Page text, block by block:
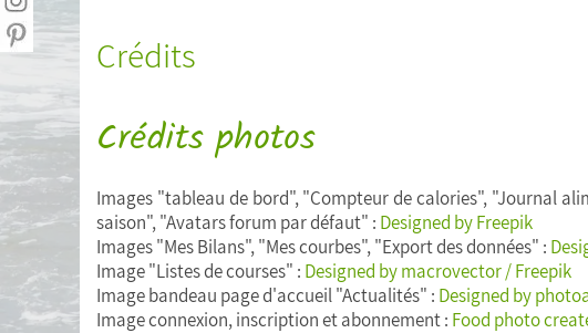
Statistiques personnelles
(IMC)
Menu de la semaine
Exporter mes données
Crédits
Crédits photos
Images "tableau de bord", "Compteur de calories", "Journal
saison", "Avatars forum par défaut" : Designed by Freepik
Images "Mes Bilans", "Mes courbes", "Export des données" :
Image "Listes de courses" : Designed by macrovector / Freepik
Image bandeau page d'accueil "Actualités" : Designed by
Image connexion, inscription et abonnement : Food photo